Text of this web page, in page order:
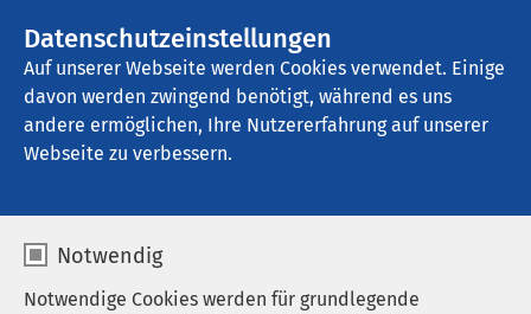
Datenschutzeinstellungen
Auf unserer Webseite werden Cookies verwendet. Einige
davon werden zwingend benötigt, während es uns
andere ermöglichen, Ihre Nutzererfahrung auf unserer
Webseite zu verbessern.
Notwendig
Notwendige Cookies werden für grundlegende
AMEOS Klinikum Inntal - Klinik für
Familienpsychosomatik